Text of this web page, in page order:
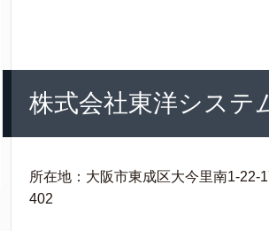
株式会社東洋システ
所在地：大阪市東成区大今里南1-
402